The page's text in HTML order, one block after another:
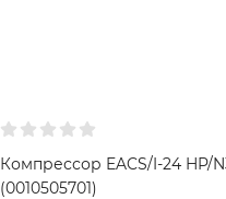
Компрессор EACS/I-24 HP/
(0010505701)